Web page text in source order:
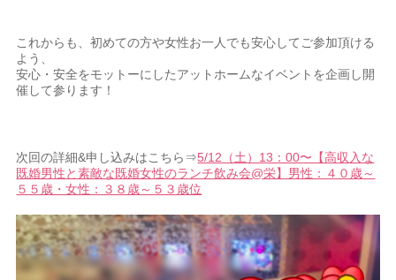
これからも、初めての方や女性お一人でも安心してご参加頂ける
よう、
安心・安全をモットーにしたアットホームなイベントを企画し開
催して参ります！
次回の詳細&申し込みはこちら⇒5/12（土）13：00〜【高収入な
既婚男性と素敵な既婚女性のランチ飲み会@栄】男性：４０歳～
５５歳・女性：３８歳～５３歳位